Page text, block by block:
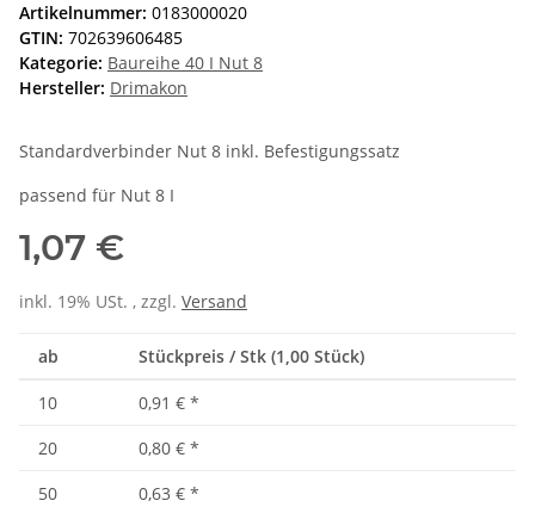
Artikelnummer: 0183000020
GTIN: 702639606485
Kategorie: Baureihe 40 I Nut 8
Hersteller: Drimakon
Standardverbinder Nut 8 inkl. Befestigungssatz
passend für Nut 8 I
1,07 €
inkl. 19% USt. , zzgl. Versand
ab Stückpreis / Stk (1,00 Stück)
10 0,91 € *
20
0,80 € *
50
0,63 € *